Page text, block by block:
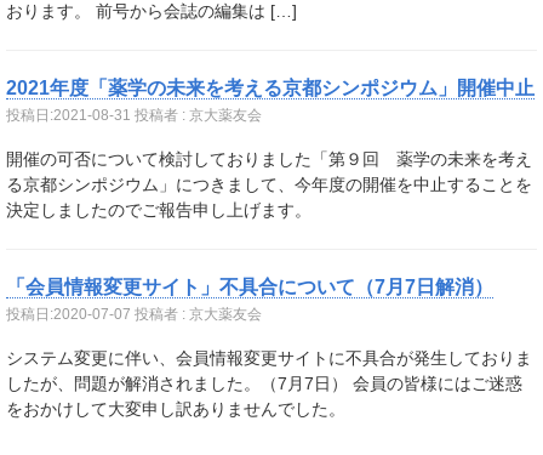
おります。 前号から会誌の編集は […]
2021年度「薬学の未来を考える京都シンポジウム」開催中止
投稿日:2021-08-31 投稿者 : 京大薬友会
開催の可否について検討しておりました「第９回 薬学の未来を考え
る京都シンポジウム」につきまして、今年度の開催を中止することを
決定しましたのでご報告申し上げます。
「会員情報変更サイト」不具合について（7月7日解消）
投稿日:2020-07-07 投稿者 : 京大薬友会
システム変更に伴い、会員情報変更サイトに不具合が発生しておりま
したが、問題が解消されました。（7月7日） 会員の皆様にはご迷惑
をおかけして大変申し訳ありませんでした。